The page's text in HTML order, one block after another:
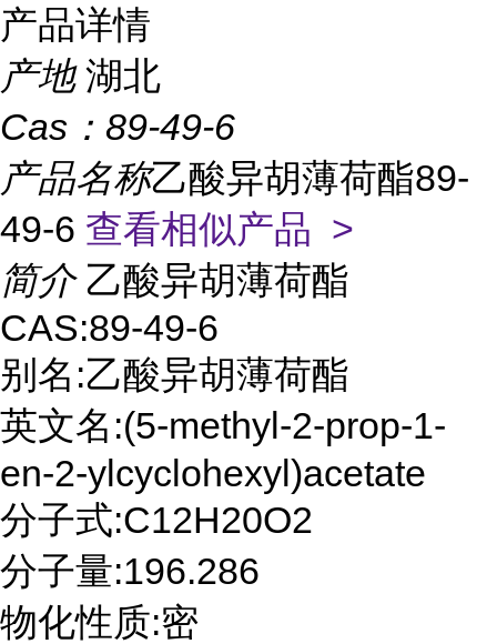
产品详情
产地 湖北
Cas： 89-49-6
产品名称乙酸异胡薄荷酯89-
49-6 查看相似产品 >
简介 乙酸异胡薄荷酯
CAS:89-49-6
别名:乙酸异胡薄荷酯
英文名:(5-methyl-2-prop-1-
en-2-ylcyclohexyl)acetate
分子式:C12H20O2
分子量:196.286
物化性质:密